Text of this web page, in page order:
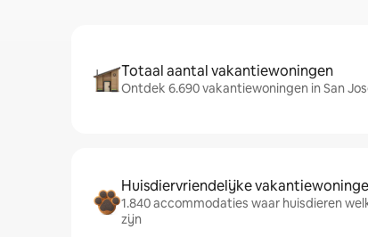
Totaal aantal vakantiewoningen
Ontdek 6.690 vakantiewoningen in San
Huisdiervriendelijke
1.840 accommodaties waar huisdieren
zijn